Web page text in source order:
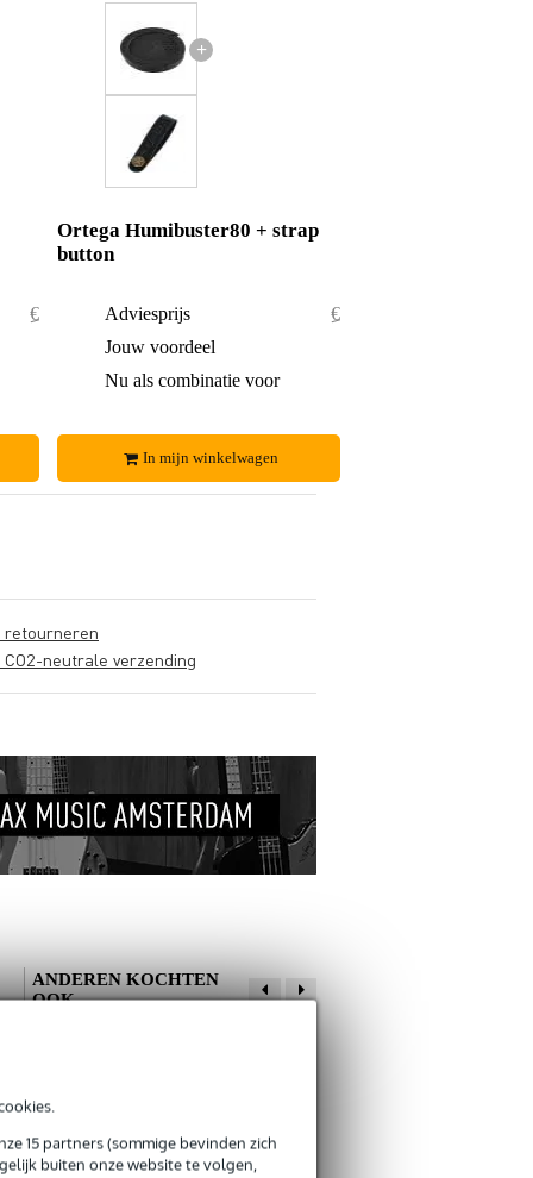
15 partners (sommige bevinden zich
buiten onze website te volgen,
€ 42,40
+
Ortega Humibuster80 + strap
button
Adviesprijs
€ 26,70
Jouw voordeel
Nu als combinatie voor
In mijn winkelwagen
retourneren
CO2-neutrale verzending
ANDEREN KOCHTEN
OOK
Innox IGS 02 MKII